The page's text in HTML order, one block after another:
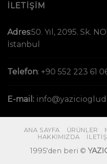
İLETİŞİM
Adres:50. Yıl, 2095. Sk.
İstanbul
Telefon: +90 552 223 61
E-mail:
ANA SAYFA ÜRÜNLER
HAKKIMIZDA
1995'den beri ©